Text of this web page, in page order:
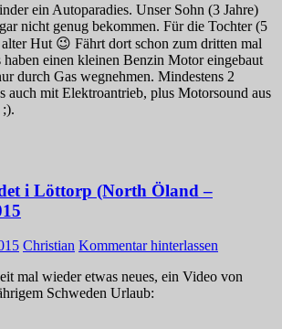
ein Autoparadies. Unser Sohn (3 Jahre)
nicht genug bekommen. Für die Tochter (5
Hut 😉 Fährt dort schon zum dritten mal
einen kleinen Benzin Motor eingebaut
durch Gas wegnehmen. Mindestens 2
auch mit Elektroantrieb, plus Motorsound aus
i Löttorp (North Öland –
Christian Kommentar hinterlassen
mal wieder etwas neues, ein Video von
Schweden Urlaub: